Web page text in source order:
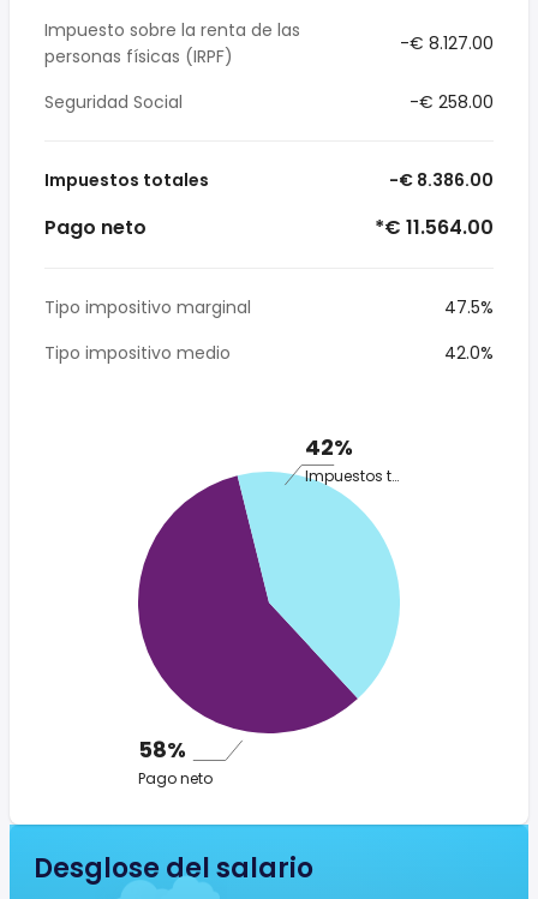
Impuesto sobre la renta de las
personas físicas (IRPF)
-€ 8.127.00
Seguridad Social -€ 258.00
Impuestos totales -€ 8.386.00
Pago neto *€ 11.564.00
Tipo impositivo marginal
47.5%
Tipo impositivo medio
42.0%
42%
Impuestos totales
58%
Pago neto
Desglose del salario